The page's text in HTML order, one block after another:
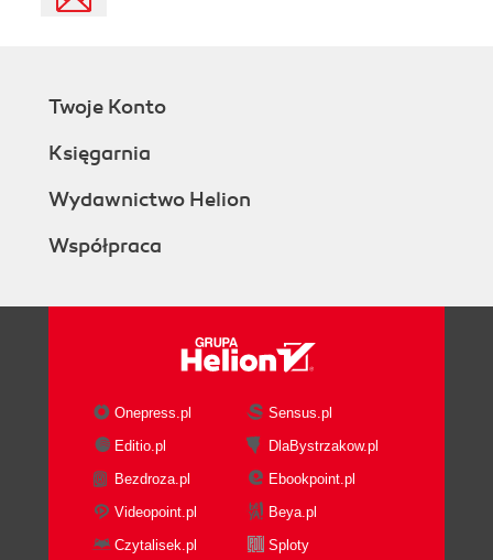
Twoje Konto
Księgarnia
Wydawnictwo Helion
Współpraca
Onepress.pl
Sensus.pl
Editio.pl
DlaBystrzakow.pl
Bezdroza.pl
Ebookpoint.pl
Videopoint.pl
Beya.pl
Czytalisek.pl
Sploty